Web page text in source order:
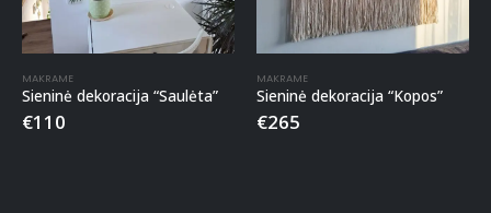
MAKRAME
Sieninė dekoracija “Saulėta”
€110
MAKRAME
Sieninė dekoracija “Kopos”
€265